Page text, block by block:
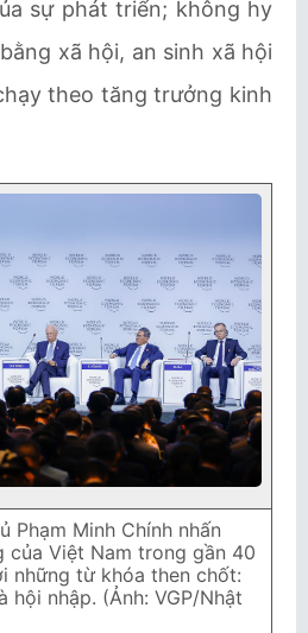
sự phát triển; không hy
xã hội, an sinh xã hội
theo tăng trưởng kinh
Phạm Minh Chính nhấn
của Việt Nam trong gần 40
những từ khóa then chốt:
nhập. (Ảnh: VGP/Nhật